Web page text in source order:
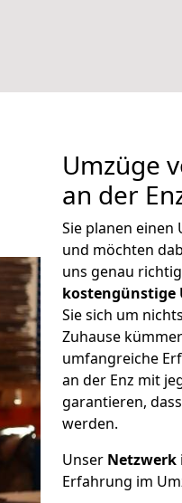
Umzüge
an der
Sie planen einen
und möchten
uns genau
kostengünstige
Sie sich um
Zuhause
umfangreiche
an der Enz mit
garantieren,
werden.
Unser Netzwerk
Erfahrung im